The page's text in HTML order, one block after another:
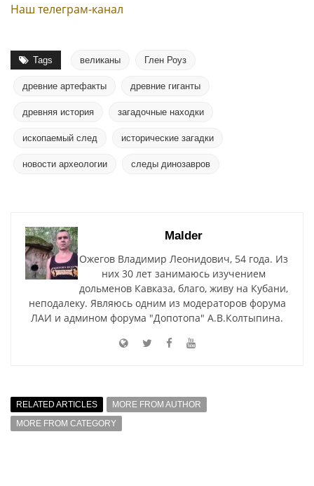
Наш телеграм-канал
Tags великаны Глен Роуз
древние артефакты древние гиганты
древняя история загадочные находки
ископаемый след исторические загадки
новости археологии следы динозавров
Malder
Ожегов Владимир Леонидович, 54 года. Из
них 30 лет занимаюсь изучением
дольменов Кавказа, благо, живу на Кубани,
неподалеку. Являюсь одним из модераторов форума
ЛАИ и админом форума "Допотопа" А.В.Колтыпина.
RELATED ARTICLES
MORE FROM AUTHOR
MORE FROM CATEGORY